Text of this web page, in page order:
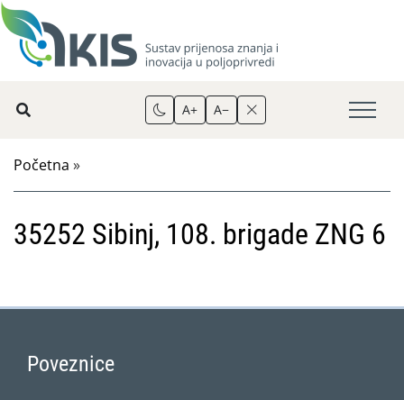
A+ A−
Početna »
35252 Sibinj, 108. brigade ZNG 6
Poveznice